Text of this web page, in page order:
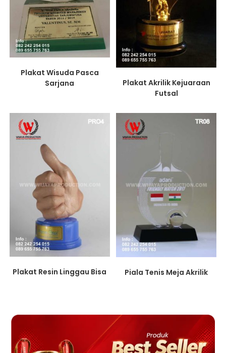
Plakat Wisuda Pasca
Sarjana
Plakat Akrilik Kejuaraan
Futsal
Plakat Resin Linggau Bisa Piala Tenis Meja Akrilik